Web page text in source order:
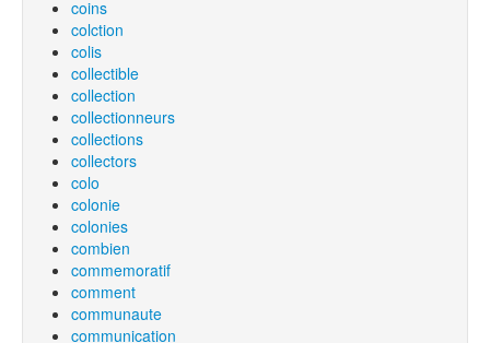
coins
colction
colis
collectible
collection
collectionneurs
collections
collectors
colo
colonie
colonies
combien
commemoratif
comment
communaute
communication